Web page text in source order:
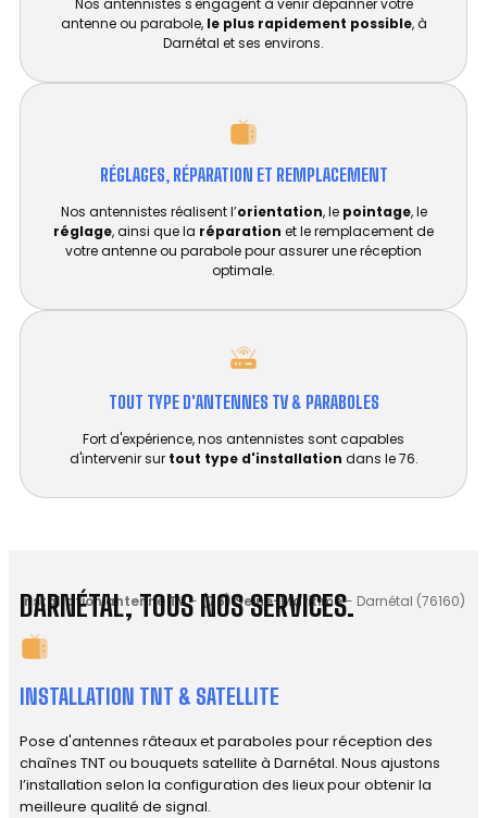
Nos antennistes s'engagent à venir dépanner votre
antenne ou parabole, le plus rapidement possible, à
Darnétal et ses environs.
RÉGLAGES, RÉPARATION ET REMPLACEMENT​
Nos antennistes réalisent l’orientation, le pointage, le
réglage, ainsi que la réparation et le remplacement de
votre antenne ou parabole pour assurer une réception
optimale.
TOUT TYPE D'ANTENNES TV & PARABOLES
Fort d'expérience, nos antennistes sont capables
d'intervenir sur tout type d'installation dans le 76.
Installation antenne TV- (76) Seine-Maritime- Darnétal (76160)
DARNÉTAL, TOUS NOS SERVICES.
INSTALLATION TNT & SATELLITE
Pose d'antennes râteaux et paraboles pour réception des
chaînes TNT ou bouquets satellite à Darnétal. Nous ajustons
l’installation selon la configuration des lieux pour obtenir la
meilleure qualité de signal.